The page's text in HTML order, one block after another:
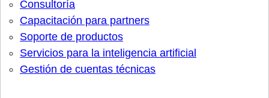
Consultoría
Capacitación para partners
Soporte de productos
Servicios para la inteligencia artificial
Gestión de cuentas técnicas